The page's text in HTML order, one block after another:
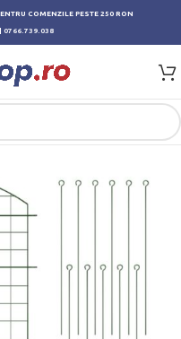
COMENZILE PESTE 250 RON
0766.739.038